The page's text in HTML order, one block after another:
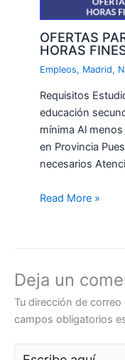
OFERTAS
HORAS
Empleos, Madrid,
Requisitos
educación
mínima Al
en Provincia
necesarios
Read More »
Deja un
Tu dirección de
campos obligatorios